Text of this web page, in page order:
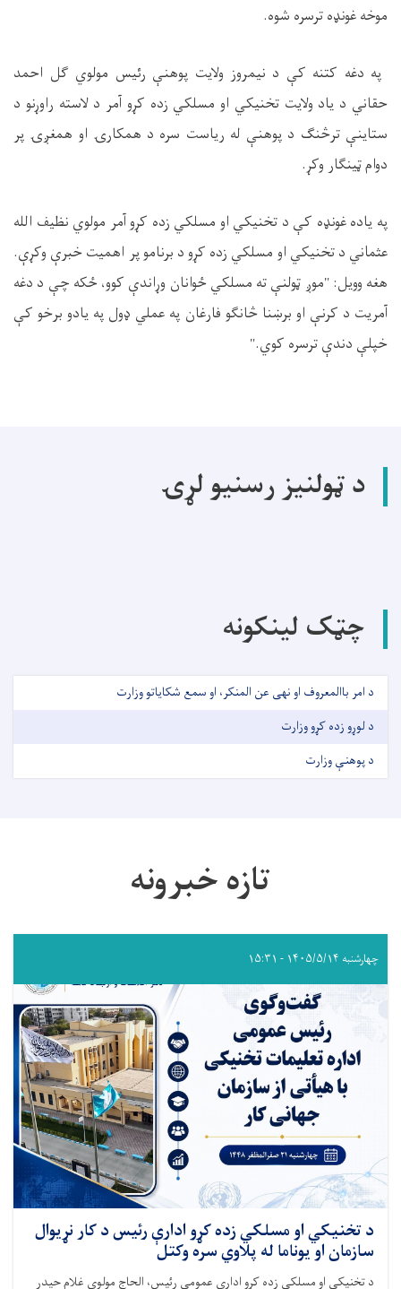
موخه غونډه ترسره شوه.
په دغه کتنه کې د نيمروز ولايت پوهنې رئيس مولوي ګل احمد
حقاني د یاد ولايت تخنيکي او مسلکي زده کړو آمر د لاسته راوړنو د
ستاينې ترڅنګ د پوهنې له رياست سره د همکارۍ او همغږۍ پر
دوام ټينګار وکړ.
په ياده غونډه کې د تخنيکي او مسلکي زده کړو آمر مولوي نظيف الله
عثماني د تخنيکي او مسلکي زده کړو د برنامو پر اهميت خبرې وکړې.
هغه وويل: "موږ ټولنې ته مسلکي ځوانان وړاندې کوو، ځکه چې د دغه
آمریت د کرنې او برښنا څانګو فارغان په عملي ډول په يادو برخو کې
خپلې دندې ترسره کوي."
د ټولنیز رسنیو لړۍ
چټک لینکونه
د امر باالمعروف او نهی عن المنکر، او سمع شکایاتو وزارت
د لوړو زده کړو وزارت
د پوهنې وزارت
تازه خبرونه
چهارشنبه ۱۴۰۵/۵/۱۴ - ۱۵:۳۱
د تخنیکي او مسلکي زده کړو ادارې رئیس د کار نړیوال
سازمان او یوناما له پلاوي سره وکتل
د تخنیکي او مسلکي زده کړو ادارې عمومي رئیس، الحاج مولوي غلام حیدر